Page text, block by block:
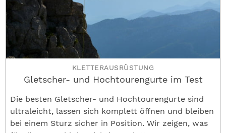
KLETTERAUSRÜSTUNG
Gletscher- und Hochtourengurte im Test
Die besten Gletscher- und Hochtourengurte sind
ultraleicht, lassen sich komplett öffnen und bleiben
bei einem Sturz sicher in Position. Wir zeigen, was